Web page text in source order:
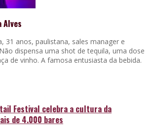
Alves
31 anos, paulistana, sales manager e
dispensa uma shot de tequila, uma dose
de vinho. A famosa entusiasta da bebida.
Festival celebra a cultura da
de 4.000 bares